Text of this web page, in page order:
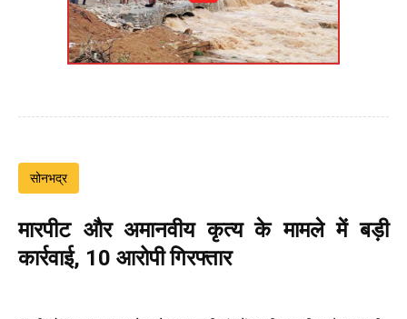
सोनभद्र
मारपीट और अमानवीय कृत्य के मामले में बड़ी
कार्रवाई, 10 आरोपी गिरफ्तार